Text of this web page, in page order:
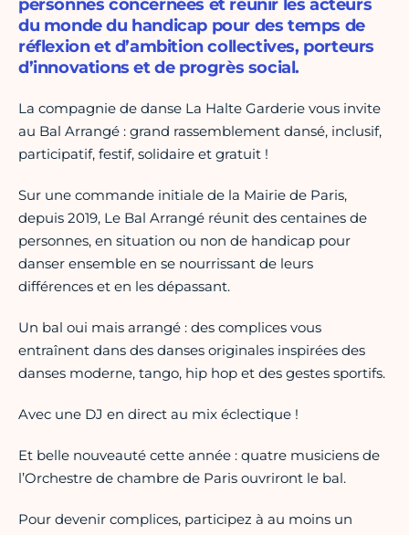
personnes concernées et réunir les acteurs
du monde du handicap pour des temps de
réflexion et d’ambition collectives, porteurs
d’innovations et de progrès social.
La compagnie de danse La Halte Garderie vous invite
au Bal Arrangé : grand rassemblement dansé, inclusif,
participatif, festif, solidaire et gratuit !
Sur une commande initiale de la Mairie de Paris,
depuis 2019, Le Bal Arrangé réunit des centaines de
personnes, en situation ou non de handicap pour
danser ensemble en se nourrissant de leurs
différences et en les dépassant.
Un bal oui mais arrangé : des complices vous
entraînent dans des danses originales inspirées des
danses moderne, tango, hip hop et des gestes sportifs.
Avec une DJ en direct au mix éclectique !
Et belle nouveauté cette année : quatre musiciens de
l’Orchestre de chambre de Paris ouvriront le bal.
Pour devenir complices, participez à au moins un